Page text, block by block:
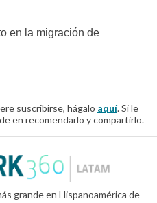
en la migración de
suscribirse, hágalo aquí. Si le
en recomendarlo y compartirlo.
grande en Hispanoamérica de